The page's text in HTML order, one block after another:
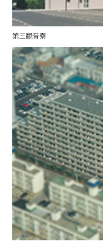
第三観音寮